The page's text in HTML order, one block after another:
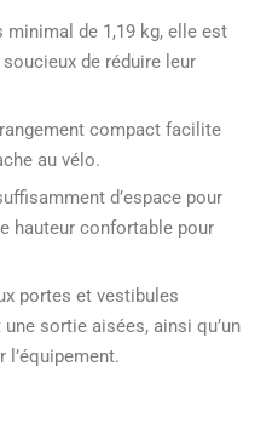
minimal de 1,19 kg, elle est
de réduire leur
compact facilite
au vélo.
d’espace pour
hauteur confortable pour
portes et vestibules
sortie aisées, ainsi qu’un
l’équipement.